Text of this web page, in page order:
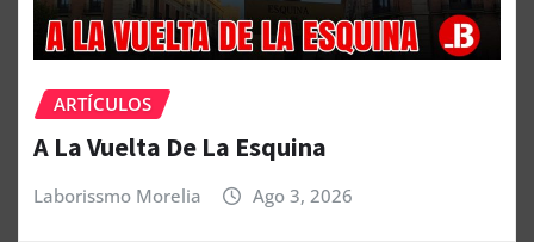
ARTÍCULOS
A La Vuelta De La Esquina
Laborissmo Morelia Ago 3, 2026